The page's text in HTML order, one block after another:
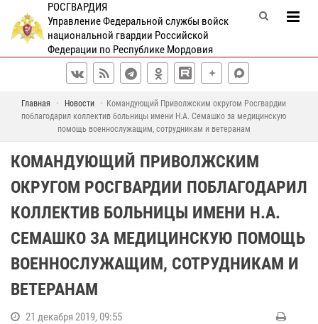
РОСГВАРДИЯ
Управление Федеральной службы войск
национальной гвардии Российской
Федерации по Республике Мордовия
Главная Новости
Командующий Приволжским округом Росгвардии
поблагодарил коллектив больницы имени Н.А. Семашко за медицинскую
помощь военнослужащим, сотрудникам и ветеранам
КОМАНДУЮЩИЙ ПРИВОЛЖСКИМ
ОКРУГОМ РОСГВАРДИИ ПОБЛАГОДАРИЛ
КОЛЛЕКТИВ БОЛЬНИЦЫ ИМЕНИ Н.А.
СЕМАШКО ЗА МЕДИЦИНСКУЮ ПОМОЩЬ
ВОЕННОСЛУЖАЩИМ, СОТРУДНИКАМ И
ВЕТЕРАНАМ
21 декабря 2019, 09:55